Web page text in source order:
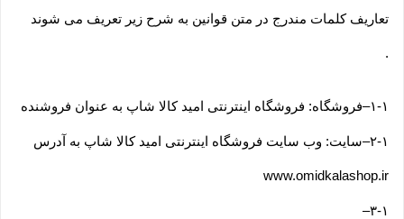
تعاریف کلمات مندرج در متن قوانین به شرح زیر تعریف می شوند
.
۱-۱–فروشگاه: فروشگاه اینترنتی امید کالا شاپ به عنوان فروشنده
۲-۱–سایت: وب سایت فروشگاه اینترنتی امید کالا شاپ به آدرس
www.omidkalashop.ir
۳-۱–